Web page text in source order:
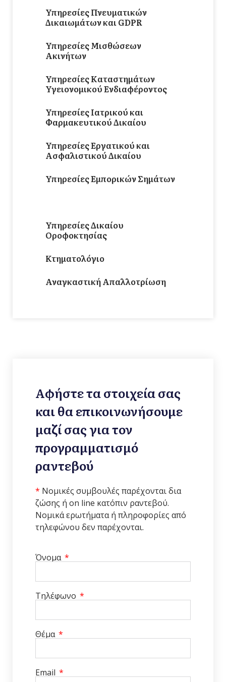
Υπηρεσίες Πνευματικών
Δικαιωμάτων και GDPR
Υπηρεσίες Μισθώσεων
Ακινήτων
Υπηρεσίες Καταστημάτων
Υγειονομικού Ενδιαφέροντος
Υπηρεσίες Ιατρικού και
Φαρμακευτικού Δικαίου
Υπηρεσίες Εργατικού και
Ασφαλιστικού Δικαίου
Υπηρεσίες Εμπορικών Σημάτων
Υπηρεσίες Δικαίου
Οροφοκτησίας
Κτηματολόγιο
Αναγκαστική Απαλλοτρίωση
Αφήστε τα στοιχεία σας
και θα επικοινωνήσουμε
μαζί σας για τον
προγραμματισμό
ραντεβού
* Νομικές συμβουλές παρέχονται δια
ζώσης ή on line κατόπιν ραντεβού.
Νομικά ερωτήματα ή πληροφορίες από
τηλεφώνου δεν παρέχονται.
Όνομα
Τηλέφωνο
Θέμα
Email